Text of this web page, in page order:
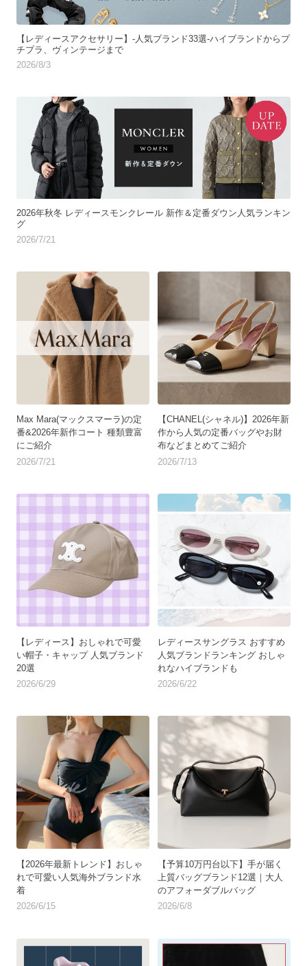
【レディースアクセサリー】-人気ブランド33選-ハイブランドからプ
チプラ、ヴィンテージまで
2026/8/3
2026年秋冬 レディースモンクレール 新作＆定番ダウン人気ランキン
グ
2026/7/21
Max Mara(マックスマーラ)の定
番&2026年新作コート 種類豊富
にご紹介
2026/7/21
【CHANEL(シャネル)】2026年新
作から人気の定番バッグやお財
布などまとめてご紹介
2026/7/13
【レディース】おしゃれで可愛
い帽子・キャップ 人気ブランド
20選
2026/6/29
レディースサングラス おすすめ
人気ブランドランキング おしゃ
れなハイブランドも
2026/6/22
【2026年最新トレンド】おしゃ
れで可愛い人気海外ブランド水
着
2026/6/15
【予算10万円台以下】手が届く
上質バッグブランド12選｜大人
のアフォーダブルバッグ
2026/6/8